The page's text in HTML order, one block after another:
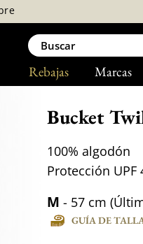
Marcas
Rebajas
Bucket
100% algodón
Protección UPF
M - 57 cm
GUÍA DE